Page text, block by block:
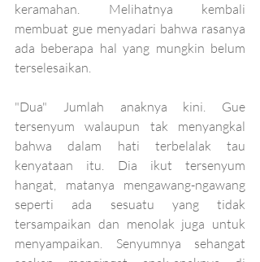
keramahan. Melihatnya kembali
membuat gue menyadari bahwa rasanya
ada beberapa hal yang mungkin belum
terselesaikan.
"Dua" Jumlah anaknya kini. Gue
tersenyum walaupun tak menyangkal
bahwa dalam hati terbelalak tau
kenyataan itu. Dia ikut tersenyum
hangat, matanya mengawang-ngawang
seperti ada sesuatu yang tidak
tersampaikan dan menolak juga untuk
menyampaikan. Senyumnya sehangat